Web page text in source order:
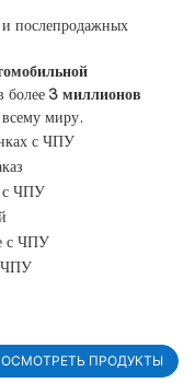
послепродажных
3 миллионов
миру.
с ЧПУ
с ЧПУ
с ЧПУ
ЧПУ
ПРОДУКТЫ